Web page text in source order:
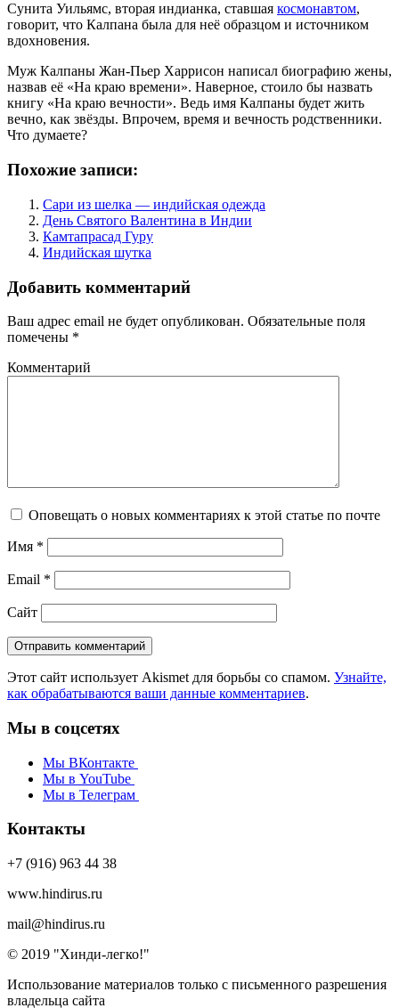
Сунита Уильямс, вторая индианка, ставшая космонавтом,
говорит, что Калпана была для неё образцом и источником
вдохновения.
Муж Калпаны Жан-Пьер Харрисон написал биографию жены,
назвав её «На краю времени». Наверное, стоило бы назвать
книгу «На краю вечности». Ведь имя Калпаны будет жить
вечно, как звёзды. Впрочем, время и вечность родственники.
Что думаете?
Похожие записи:
Сари из шелка — индийская одежда
День Святого Валентина в Индии
Камтапрасад Гуру
Индийская шутка
Добавить комментарий
Ваш адрес email не будет опубликован. Обязательные поля
помечены *
Комментарий
Оповещать о новых комментариях к этой статье по почте
Имя *
Email *
Сайт
Этот сайт использует Akismet для борьбы со спамом. Узнайте,
как обрабатываются ваши данные комментариев.
Мы в соцсетях
Мы ВКонтакте
Мы в YouTube
Мы в Телеграм
Контакты
+7 (916) 963 44 38
www.hindirus.ru
mail@hindirus.ru
© 2019 "Хинди-легко!"
Использование материалов только с письменного разрешения
владельца сайта